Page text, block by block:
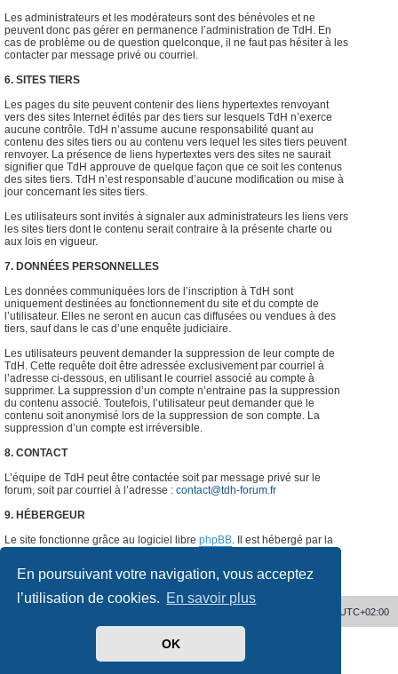
En poursuivant votre navigation, vous acceptez
l’utilisation de cookies. En savoir plus
OK
Les administrateurs et les modérateurs sont des bénévoles et ne
peuvent donc pas gérer en permanence l’administration de TdH. En
cas de problème ou de question quelconque, il ne faut pas hésiter à les
contacter par message privé ou courriel.
6. SITES TIERS
Les pages du site peuvent contenir des liens hypertextes renvoyant
vers des sites Internet édités par des tiers sur lesquels TdH n’exerce
aucune contrôle. TdH n’assume aucune responsabilité quant au
contenu des sites tiers ou au contenu vers lequel les sites tiers peuvent
renvoyer. La présence de liens hypertextes vers des sites ne saurait
signifier que TdH approuve de quelque façon que ce soit les contenus
des sites tiers. TdH n’est responsable d’aucune modification ou mise à
jour concernant les sites tiers.
Les utilisateurs sont invités à signaler aux administrateurs les liens vers
les sites tiers dont le contenu serait contraire à la présente charte ou
aux lois en vigueur.
7. DONNÉES PERSONNELLES
Les données communiquées lors de l’inscription à TdH sont
uniquement destinées au fonctionnement du site et du compte de
l’utilisateur. Elles ne seront en aucun cas diffusées ou vendues à des
tiers, sauf dans le cas d’une enquête judiciaire.
Les utilisateurs peuvent demander la suppression de leur compte de
TdH. Cette requête doit être adressée exclusivement par courriel à
l’adresse ci-dessous, en utilisant le courriel associé au compte à
supprimer. La suppression d’un compte n’entraine pas la suppression
du contenu associé. Toutefois, l’utilisateur peut demander que le
contenu soit anonymisé lors de la suppression de son compte. La
suppression d’un compte est irréversible.
8. CONTACT
L’équipe de TdH peut être contactée soit par message privé sur le
forum, soit par courriel à l’adresse : contact@tdh-forum.fr
9. HÉBERGEUR
Le site fonctionne grâce au logiciel libre phpBB. Il est hébergé par la
France.
UTC+02:00
phpBB ® Forum Software © phpBB Limited
phpBB-fr.com